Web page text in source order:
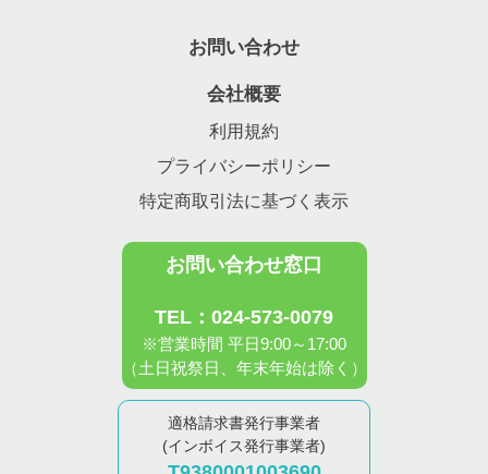
お問い合わせ
会社概要
利用規約
プライバシーポリシー
特定商取引法に基づく表示
お問い合わせ窓口
TEL：024-573-0079
※営業時間 平日9:00～17:00
（土日祝祭日、年末年始は除く）
適格請求書発行事業者
(インボイス発行事業者)